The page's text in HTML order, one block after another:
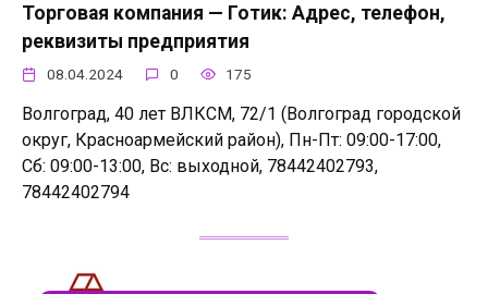
Торговая компания — Готик: Адрес, телефон,
реквизиты предприятия
08.04.2024 0 175
Волгоград, 40 лет ВЛКСМ, 72/1 (Волгоград городской
округ, Красноармейский район), Пн-Пт: 09:00-17:00,
Сб: 09:00-13:00, Вс: выходной, 78442402793,
78442402794